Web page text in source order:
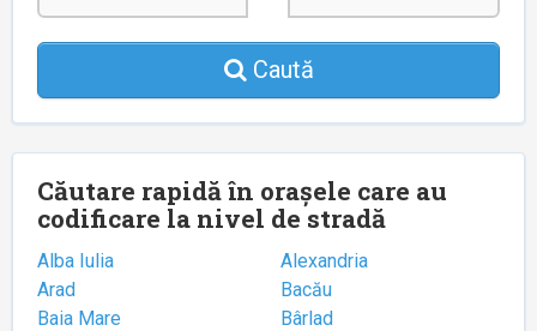
Caută
Căutare rapidă în orașele care au
codificare la nivel de stradă
Alba Iulia
Alexandria
Arad
Bacău
Baia Mare
Bârlad